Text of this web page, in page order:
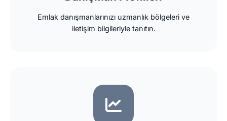
Emlak danışmanlarınızı uzmanlık bölgeleri ve
iletişim bilgileriyle tanıtın.